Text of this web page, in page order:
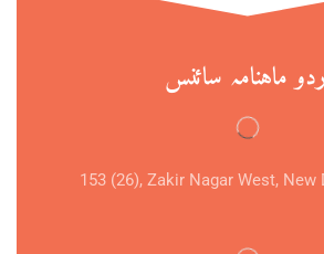
ماہنامہ سائنس
153 (26), Zakir Nagar West, New